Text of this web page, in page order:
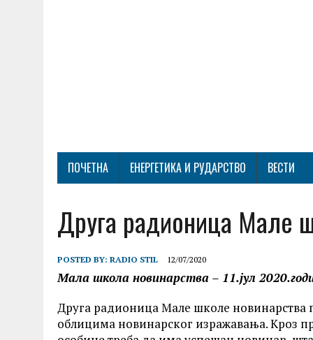
ПОЧЕТНА ЕНЕРГЕТИКА И РУДАРСТВО ВЕСТИ
Друга радионица Мале
POSTED BY: RADIO STIL 12/07/2020
Мала школа новинарства – 11.јул
Друга радионица Мале школе новинарства
облицима новинарског изражавања. Кроз